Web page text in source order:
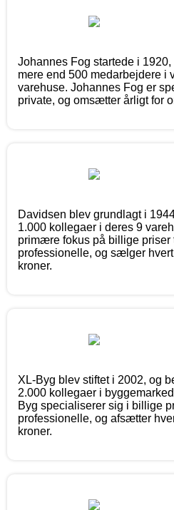
Johannes Fog startede i
mere end 500 medarbejdere i
varehuse. Johannes Fog er
private, og omsætter årligt for
Davidsen blev grundlagt i
1.000 kollegaer i deres 9
primære fokus på billige priser
professionelle, og sælger
kroner.
XL-Byg blev stiftet i 2002, og
2.000 kollegaer i
Byg specialiserer sig i billige
professionelle, og afsætter
kroner.